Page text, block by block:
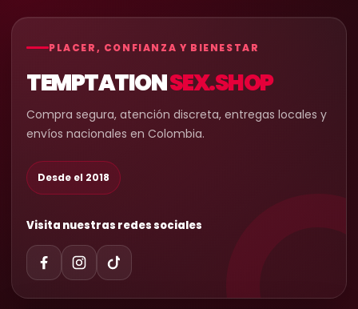
PLACER, CONFIANZA Y BIENESTAR
TEMPTATIONSEX.SHOP
Compra segura, atención discreta, entregas locales y
envíos nacionales en Colombia.
Desde el 2018
Visita nuestras redes sociales